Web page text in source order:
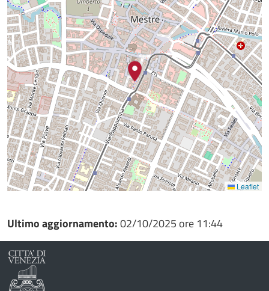
Leaflet
Ultimo aggiornamento:02/10/2025 ore 11:44